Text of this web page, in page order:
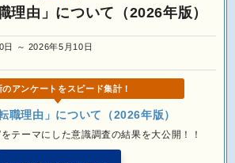
理由」について（2026年版）
日 ～ 2026年5月10日
のアンケートをスピード集計！
職理由」について（2026年版）
テーマにした意識調査の結果を大公開！！